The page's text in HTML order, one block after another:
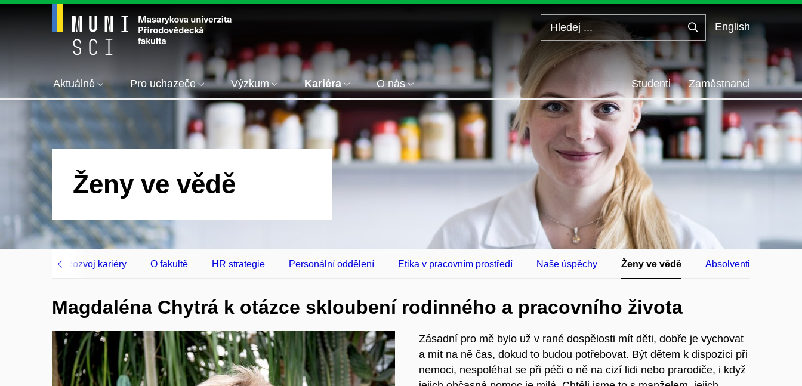
...
English
Aktuálně Pro uchazeče Výzkum Kariéra O nás Studenti Zaměstnanci
Ženy ve vědě
Rozvoj kariéry O fakultě HR strategie Personální oddělení Etika v pracovním prostředí Naše úspěchy Ženy ve vědě Absolventi
Magdaléna Chytrá k otázce skloubení rodinného a pracovního života
Zásadní pro mě bylo už v rané dospělosti mít děti, dobře je vychovat
a mít na ně čas, dokud to budou potřebovat. Být dětem k dispozici při
nemoci, nespoléhat se při péči o ně na cizí lidi nebo prarodiče, i když